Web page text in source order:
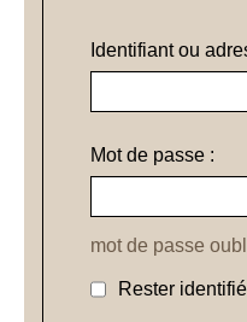
Identifiant ou
Mot de passe :
mot de passe
Rester